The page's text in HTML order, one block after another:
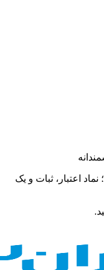
نماد اعتبار، ثبات و یک